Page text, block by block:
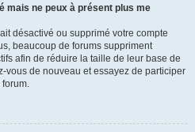
mais ne peux à présent plus me
désactivé ou supprimé votre compte
beaucoup de forums suppriment
afin de réduire la taille de leur base de
vous de nouveau et essayez de participer